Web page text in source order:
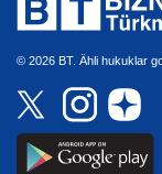
© 2026 BT. Ähli hukuklar